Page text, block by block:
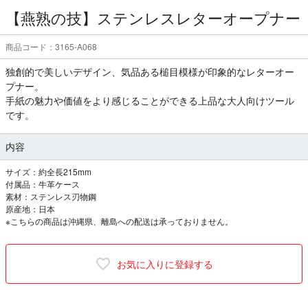
【燕熟の技】ステンレスレターオープナー
商品コード：3165-A068
独創的で美しいデザイン、気品ある槌目模様が印象的なレターオー
プナー。
手紙の魅力や価値をより感じることができる上品な大人向けツール
です。
内容
サイズ：約全長215mm
付属品：牛革ケース
素材：ステンレス刃物鋼
原産地：日本
※こちらの商品は沖縄県、離島への配送は承っておりません。
お気に入りに登録する